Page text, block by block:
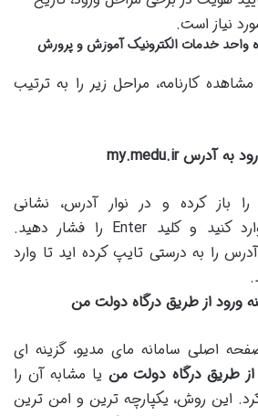
نیاز است.
واحد خدمات الکترونیک آموزش و پرورش
کارنامه، مراحل زیر را به ترتیب
باز کرده و در نوار آدرس، نشانی
را وارد کنید و کلید Enter را فشار دهید.
را به درستی تایپ کرده اید تا وارد
اصلی سامانه مای مدیو، گزینه ای
از طریق درگاه دولت من یا مشابه آن را
این روش، یکپارچه ترین و امن ترین